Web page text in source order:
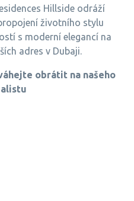
Hillside odráží
životního stylu
s moderní elegancí na
adres v Dubaji.
obrátit na našeho